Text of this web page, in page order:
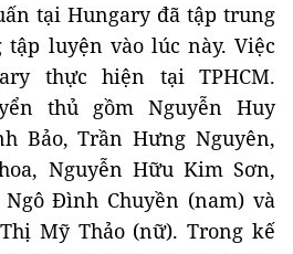
tại Hungary đã tập trung
tập luyện vào lúc này. Việc
thực hiện tại TPHCM.
thủ gồm Nguyễn Huy
Bảo, Trần Hưng Nguyên,
Nguyễn Hữu Kim Sơn,
Ngô Đình Chuyền (nam) và
Mỹ Thảo (nữ). Trong kế